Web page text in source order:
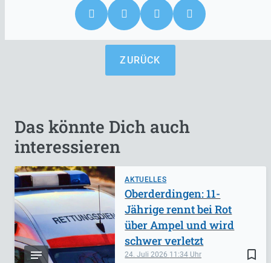
ZURÜCK
Das könnte Dich auch
interessieren
AKTUELLES
bookmark_border
24. Juli 2026 11:34
Oberderdingen: 11-
Jährige rennt bei Rot
über Ampel und wird
schwer verletzt